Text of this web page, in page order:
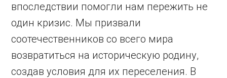
впоследствии помогли нам пережить не
один кризис. Мы призвали
соотечественников со всего мира
возвратиться на историческую родину,
создав условия для их переселения. В